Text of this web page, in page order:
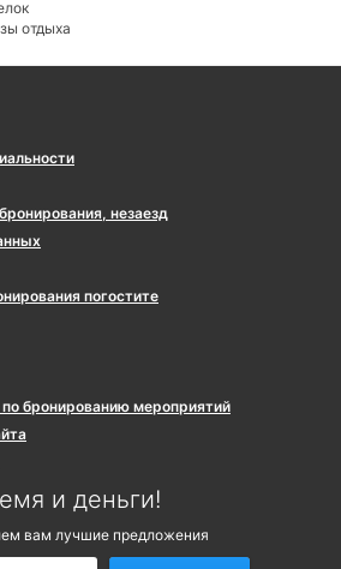
отдыха
незаезд
погостите
бронированию мероприятий
и деньги!
вам лучшие предложения